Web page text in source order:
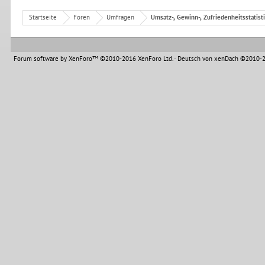
Startseite Foren Umfragen Umsatz-, Gewinn-,
Forum software by XenForo™©2010-2016 XenForo Ltd.- Deutsch von xenDach©2010-